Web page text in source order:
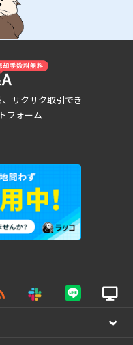
サクサク取引でき
フォーム